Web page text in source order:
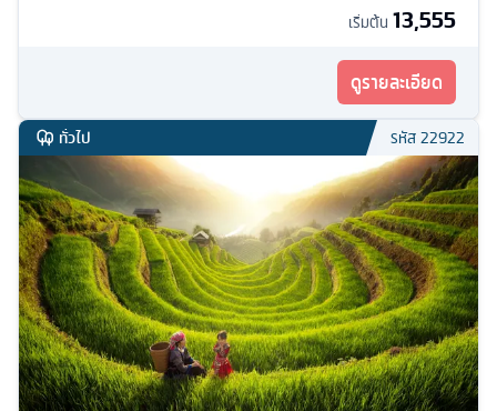
เริ่มต้น 13,555
ดูรายละเอียด
ทั่วไป รหัส22922